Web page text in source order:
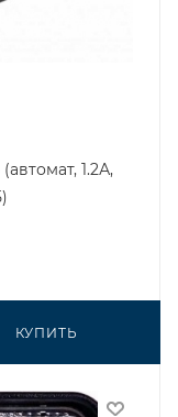
1.2А,
КУПИТЬ